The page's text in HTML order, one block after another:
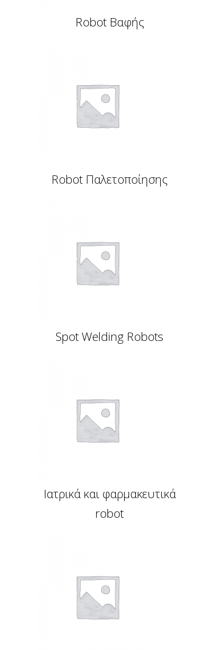
Robot Βαφής
Robot Παλετοποίησης
Spot Welding Robots
Ιατρικά και φαρμακευτικά
robot